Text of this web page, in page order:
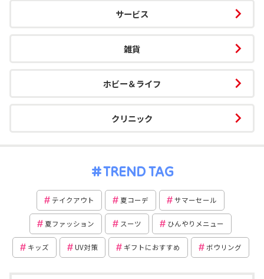
サービス
雑貨
ホビー＆ライフ
クリニック
TREND TAG
テイクアウト 夏コーデ サマーセール
夏ファッション スーツ ひんやりメニュー
キッズ UV対策 ギフトにおすすめ ボウリング